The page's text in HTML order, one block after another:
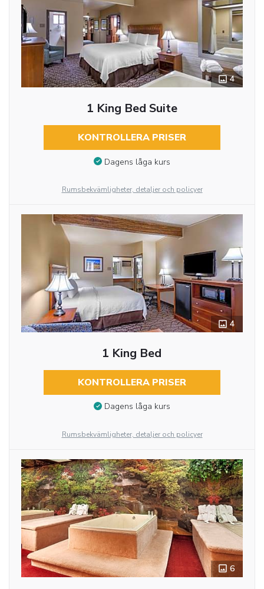
4
1 King Bed Suite
KONTROLLERA PRISER
Dagens låga kurs
Rumsbekvämligheter, detaljer och policyer
4
1 King Bed
KONTROLLERA PRISER
Dagens låga kurs
Rumsbekvämligheter, detaljer och policyer
6